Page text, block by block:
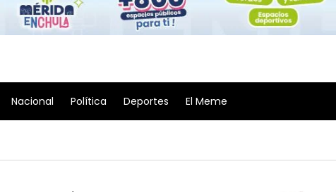
Nacional Política Deportes El Meme